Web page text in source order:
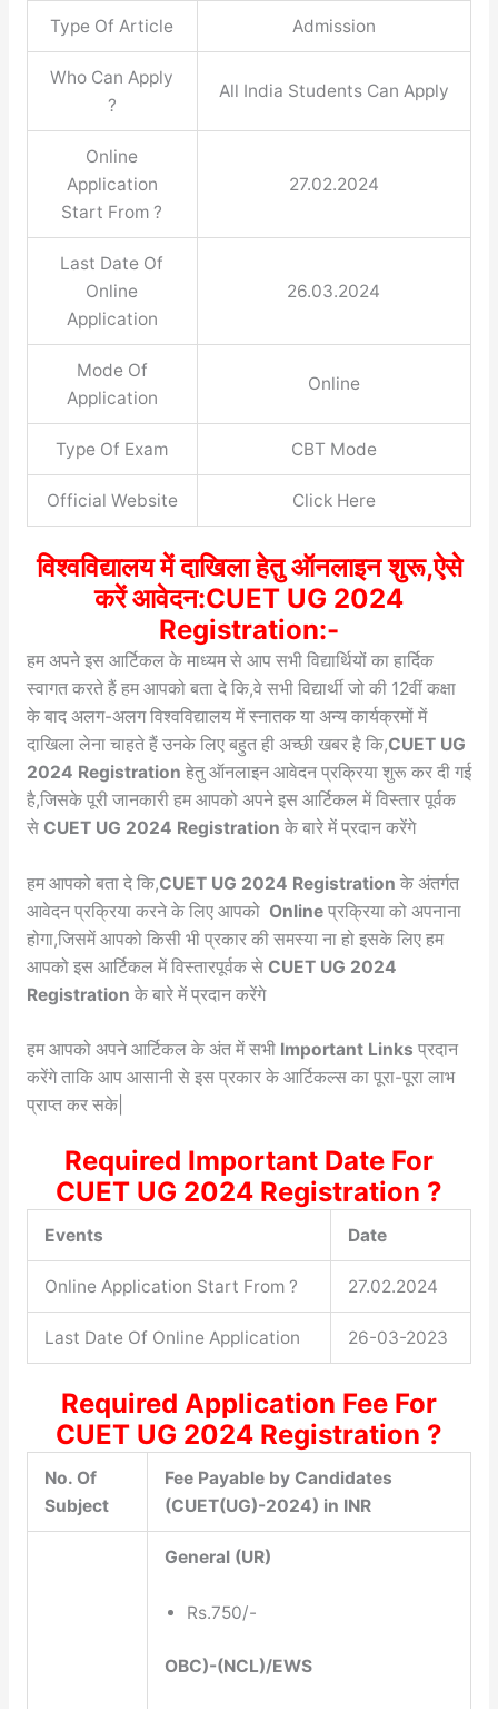
Type Of Article Admission
Who Can Apply
?
All India Students Can Apply
Online
Application
Start From ?
27.02.2024
Last Date Of
Online
Application
26.03.2024
Mode Of
Application
Online
Type Of Exam CBT Mode
Official Website Click Here
विश्वविद्यालय में दाखिला हेतु ऑनलाइन शुरू,ऐसे
करें आवेदन:CUET UG 2024
Registration:-
हम अपने इस आर्टिकल के माध्यम से आप सभी विद्यार्थियों का हार्दिक
स्वागत करते हैं हम आपको बता दे कि,वे सभी विद्यार्थी जो की 12वीं कक्षा
के बाद अलग-अलग विश्वविद्यालय में स्नातक या अन्य कार्यक्रमों में
दाखिला लेना चाहते हैं उनके लिए बहुत ही अच्छी खबर है कि,CUET UG
2024 Registration हेतु ऑनलाइन आवेदन प्रक्रिया शुरू कर दी गई
है,जिसके पूरी जानकारी हम आपको अपने इस आर्टिकल में विस्तार पूर्वक
से CUET UG 2024 Registration के बारे में प्रदान करेंगे
हम आपको बता दे कि,CUET UG 2024 Registration के अंतर्गत
आवेदन प्रक्रिया करने के लिए आपको Online प्रक्रिया को अपनाना
होगा,जिसमें आपको किसी भी प्रकार की समस्या ना हो इसके लिए हम
आपको इस आर्टिकल में विस्तारपूर्वक से CUET UG 2024
Registration के बारे में प्रदान करेंगे
हम आपको अपने आर्टिकल के अंत में सभी Important Links प्रदान
करेंगे ताकि आप आसानी से इस प्रकार के आर्टिकल्स का पूरा-पूरा लाभ
प्राप्त कर सके|
Required Important Date For
CUET UG 2024 Registration ?
Events Date
Online Application Start From ? 27.02.2024
Last Date Of Online Application 26-03-2023
Required Application Fee For
CUET UG 2024 Registration ?
No. Of
Subject
Fee Payable by Candidates
(CUET(UG)-2024) in INR
General (UR)
Rs.750/-
OBC)-(NCL)/EWS